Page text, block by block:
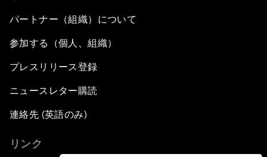
パートナー（組織）について
参加する（個人、組織）
プレスリリース登録
ニュースレター購読
連絡先 (英語のみ)
リンク